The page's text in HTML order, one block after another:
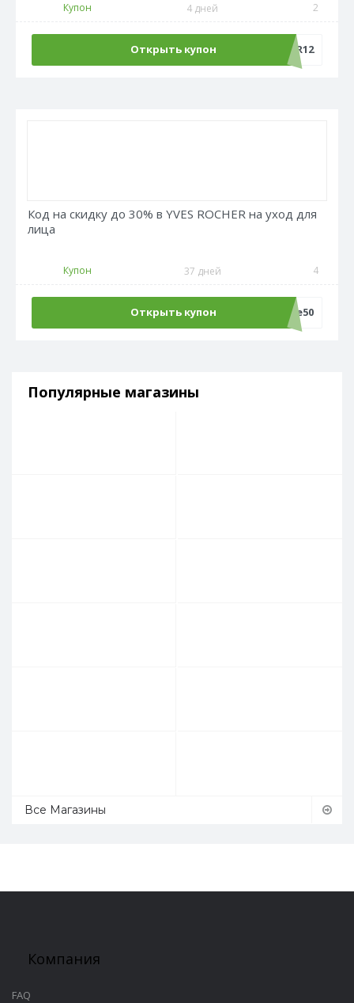
Купон 4 дней 2
Открыть купон REPETITOR12
Код на скидку до 30% в YVES ROCHER на уход для
лица
Купон 37 дней 4
Открыть купон Sale50
Популярные магазины
Все Магазины
Компания
FAQ